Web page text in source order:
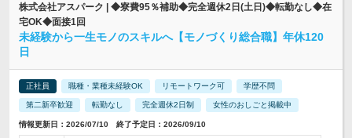
株式会社アスパーク | ◆寮費95％補助◆完全週休2日(土日)◆転勤なし◆在
宅OK◆面接1回
未経験から一生モノのスキルへ【モノづくり総合職】年休120
日
正社員 職種・業種未経験OK リモートワーク可 学歴不問
第二新卒歓迎 転勤なし 完全週休2日制 女性のおしごと掲載中
情報更新日：2026/07/10 終了予定日：2026/09/10